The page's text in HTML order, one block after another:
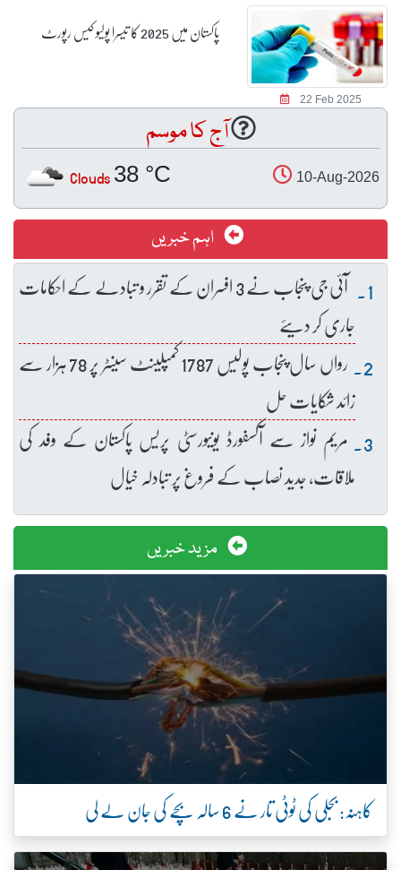
22 Feb 2025
پاکستان میں 2025 کا تیسرا پولیو کیس رپورٹ
آج کا موسم
10-Aug-2026
38 °C
Clouds
اہم خبریں
آئی جی پنجاب نے 3 افسران کے تقرر و تبادلے کے احکامات
جاری کر دیئے
رواں سال پنجاب پولیس 1787 کمپلینٹ سینٹر پر 78 ہزار سے
زائد شکایات حل
مریم نواز سے آکسفورڈ یونیورسٹی پریس پاکستان کے وفد کی
ملاقات، جدید نصاب کے فروغ پر تبادلہ خیال
مزید خبریں
کاہنہ: بجلی کی ٹوٹی تار نے 6 سالہ بچے کی جان لے لی